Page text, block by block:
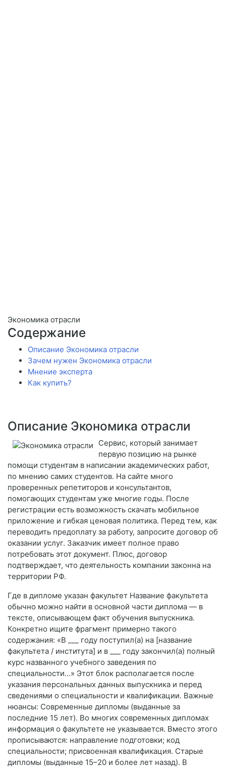
Экономика отрасли
Содержание
Описание Экономика отрасли
Зачем нужен Экономика отрасли
Мнение эксперта
Как купить?
Описание Экономика отрасли
Сервис, который занимает
первую позицию на рынке
помощи студентам в написании академических работ,
по мнению самих студентов. На сайте много
проверенных репетиторов и консультантов,
помогающих студентам уже многие годы. После
регистрации есть возможность скачать мобильное
приложение и гибкая ценовая политика. Перед тем, как
переводить предоплату за работу, запросите договор об
оказании услуг. Заказчик имеет полное право
потребовать этот документ. Плюс, договор
подтверждает, что деятельность компании законна на
территории РФ.
Где в дипломе указан факультет Название факультета
обычно можно найти в основной части диплома — в
тексте, описывающем факт обучения выпускника.
Конкретно ищите фрагмент примерно такого
содержания: «В ___ году поступил(а) на [название
факультета / института] и в ___ году закончил(а) полный
курс названного учебного заведения по
специальности…» Этот блок располагается после
указания персональных данных выпускника и перед
сведениями о специальности и квалификации. Важные
нюансы: Современные дипломы (выданные за
последние 15 лет). Во многих современных дипломах
информация о факультете не указывается. Вместо этого
прописываются: направление подготовки; код
специальности; присвоенная квалификация. Старые
дипломы (выданные 15–20 и более лет назад). В